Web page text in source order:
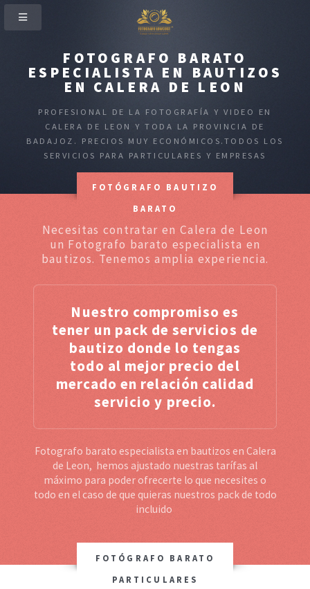
FOTOGRAFO BARATO
ESPECIALISTA EN BAUTIZOS
EN CALERA DE LEON
PROFESIONAL DE LA FOTOGRAFÍA Y VIDEO EN
CALERA DE LEON Y TODA LA PROVINCIA DE
BADAJOZ. PRECIOS MUY ECONÓMICOS.TODOS LOS
SERVICIOS PARA PARTICULARES Y EMPRESAS
FOTÓGRAFO BAUTIZO
BARATO
Necesitas contratar en Calera de Leon
un Fotografo barato especialista en
bautizos. Tenemos amplia experiencia.
Nuestro compromiso es
tener un pack de servicios de
bautizo donde lo tengas
todo al mejor precio del
mercado en relación calidad
servicio y precio.
Fotografo barato especialista en bautizos en Calera
de Leon, hemos ajustado nuestras tarífas al
máximo para poder ofrecerte lo que necesites o
todo en el caso de que quieras nuestros pack de todo
incluido
FOTÓGRAFO BARATO
PARTICULARES